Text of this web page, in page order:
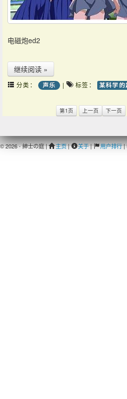
电磁炮ed2
继续阅读 »
分类： 声乐 | 标签： 某科学的
第1页 上一页 下一页
© 2026 - 紳士の庭 | 主页| 关于| 用户排行|